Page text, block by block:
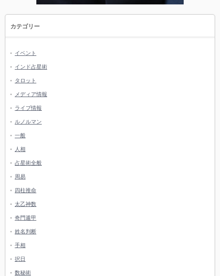
カテゴリー
イベント
インド占星術
タロット
メディア情報
ライブ情報
ルノルマン
一般
人相
占星術全般
周易
四柱推命
太乙神数
奇門遁甲
姓名判断
手相
択日
数秘術